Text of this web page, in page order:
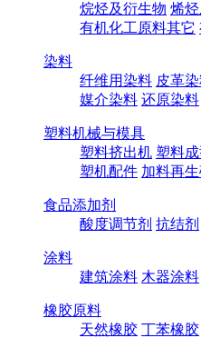
烷烃及衍生物 烯
有机化工原料其它
染料
纤维用染料 皮革
媒介染料 还原染料
塑料机械与模具
塑料挤出机 塑料
塑机配件 加料再
食品添加剂
酸度调节剂 抗结剂
涂料
建筑涂料 木器涂料
橡胶原料
天然橡胶 丁苯橡胶